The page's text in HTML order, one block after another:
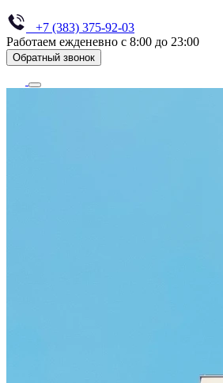
+7 (383) 375-92-03
Работаем ежденевно с 8:00 до 23:00
Обратный звонок